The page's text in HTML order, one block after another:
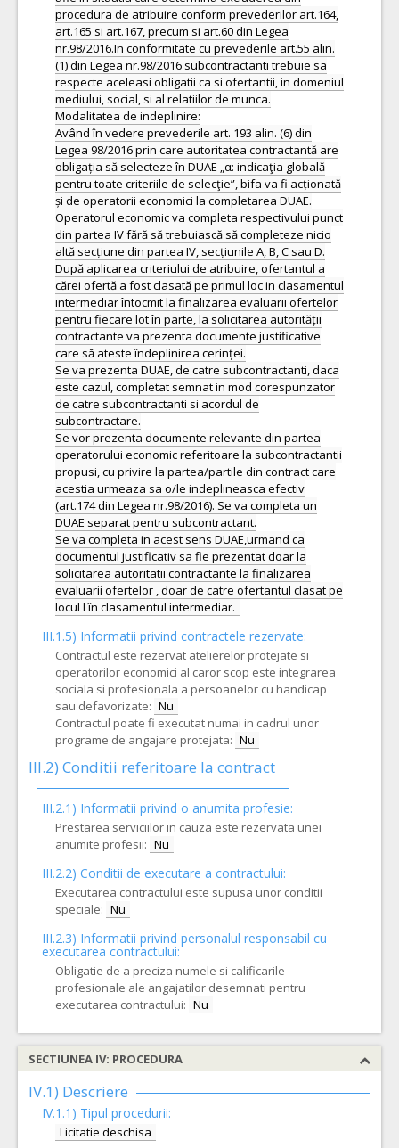
procedura de atribuire conform prevederilor art.164,
art.165 si art.167, precum si art.60 din Legea
nr.98/2016.In conformitate cu prevederile art.55 alin.
(1) din Legea nr.98/2016 subcontractanti trebuie sa
respecte aceleasi obligatii ca si ofertantii, in domeniul
mediului, social, si al relatiilor de munca.
Modalitatea de indeplinire:
Având în vedere prevederile art. 193 alin. (6) din
Legea 98/2016 prin care autoritatea contractantă are
obligația să selecteze în DUAE „α: indicaţia globală
pentru toate criteriile de selecţie”, bifa va fi acționată
și de operatorii economici la completarea DUAE.
Operatorul economic va completa respectivului punct
din partea IV fără să trebuiască să completeze nicio
altă secțiune din partea IV, secțiunile A, B, C sau D.
După aplicarea criteriului de atribuire, ofertantul a
cărei ofertă a fost clasată pe primul loc in clasamentul
intermediar întocmit la finalizarea evaluarii ofertelor
pentru fiecare lot în parte, la solicitarea autorității
contractante va prezenta documente justificative
care să ateste îndeplinirea cerinței.
Se va prezenta DUAE, de catre subcontractanti, daca
este cazul, completat semnat in mod corespunzator
de catre subcontractanti si acordul de
subcontractare.
Se vor prezenta documente relevante din partea
operatorului economic referitoare la subcontractantii
propusi, cu privire la partea/partile din contract care
acestia urmeaza sa o/le indeplineasca efectiv
(art.174 din Legea nr.98/2016). Se va completa un
DUAE separat pentru subcontractant.
Se va completa in acest sens DUAE,urmand ca
documentul justificativ sa fie prezentat doar la
solicitarea autoritatii contractante la finalizarea
evaluarii ofertelor , doar de catre ofertantul clasat pe
III.1.5) Informatii privind contractele rezervate:
Contractul este rezervat atelierelor protejate si
operatorilor economici al caror scop este integrarea
sociala si profesionala a persoanelor cu handicap
sau defavorizate: Nu
Contractul poate fi executat numai in cadrul unor
programe de angajare protejata: Nu
III.2) Conditii referitoare la contract
III.2.1) Informatii privind o anumita profesie:
Prestarea serviciilor in cauza este rezervata unei
anumite profesii: Nu
III.2.2) Conditii de executare a contractului:
Executarea contractului este supusa unor conditii
speciale: Nu
III.2.3) Informatii privind personalul responsabil cu
executarea contractului:
Obligatie de a preciza numele si calificarile
profesionale ale angajatilor desemnati pentru
executarea contractului: Nu
SECTIUNEA IV: PROCEDURA
IV.1) Descriere
IV.1.1) Tipul procedurii:
Licitatie deschisa